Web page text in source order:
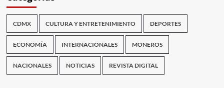
CDMX CULTURA Y ENTRETENIMIENTO DEPORTES
ECONOMÍA INTERNACIONALES MONEROS
NACIONALES NOTICIAS REVISTA DIGITAL